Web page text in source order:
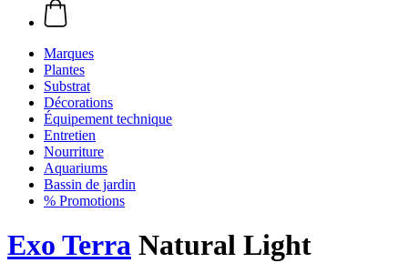
Marques
Plantes
Substrat
Décorations
Équipement technique
Entretien
Nourriture
Aquariums
Bassin de jardin
% Promotions
Exo Terra Natural Light